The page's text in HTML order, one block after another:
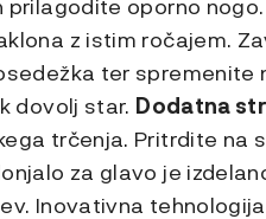
z istim ročajem.
ter spremenite
dovolj star. Dodatna
trčenja. Pritrdite na
za glavo je
Inovativna